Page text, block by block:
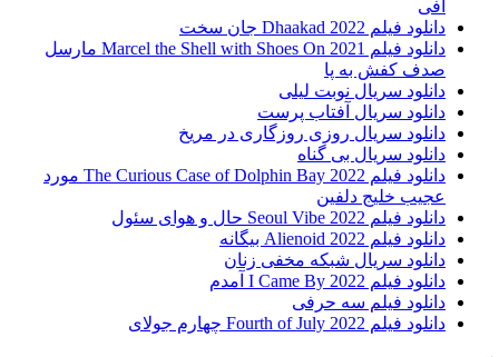
آفی
دانلود فیلم Dhaakad 2022 جان سخت
دانلود فیلم Marcel the Shell with Shoes On 2021 مارسل
صدف کفش به پا
دانلود سریال نوبت لیلی
دانلود سریال آفتاب پرست
دانلود سریال روزی روزگاری در مریخ
دانلود سریال بی گناه
دانلود فیلم The Curious Case of Dolphin Bay 2022 مورد
عجیب خلیج دلفین
دانلود فیلم Seoul Vibe 2022 حال و هوای سئول
دانلود فیلم Alienoid 2022 بیگانه
دانلود سریال شبکه مخفی زنان
دانلود فیلم I Came By 2022 آمدم
دانلود فیلم سه حرفی
دانلود فیلم Fourth of July 2022 چهارم جولای